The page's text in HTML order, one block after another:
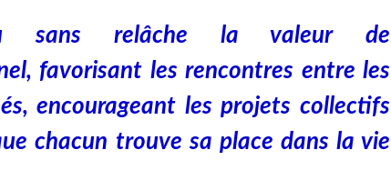
sans relâche la valeur de
favorisant les rencontres entre les
encourageant les projets collectifs
chacun trouve sa place dans la vie